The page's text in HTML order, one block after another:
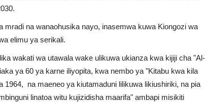
na wanaohusika nayo, inasemwa kuwa Kiongozi wa
elimu ya serikali.
wakati wa utawala wake ulikuwa ukianza kwa kijiji cha "Al-
ya 60 ya karne iliyopita, kwa nembo ya "Kitabu kwa kila
na maeneo ya kiutamaduni lilikuwa likiushiriki, na pia
linatoa witu kujizidisha maarifa" ambapi misikiti